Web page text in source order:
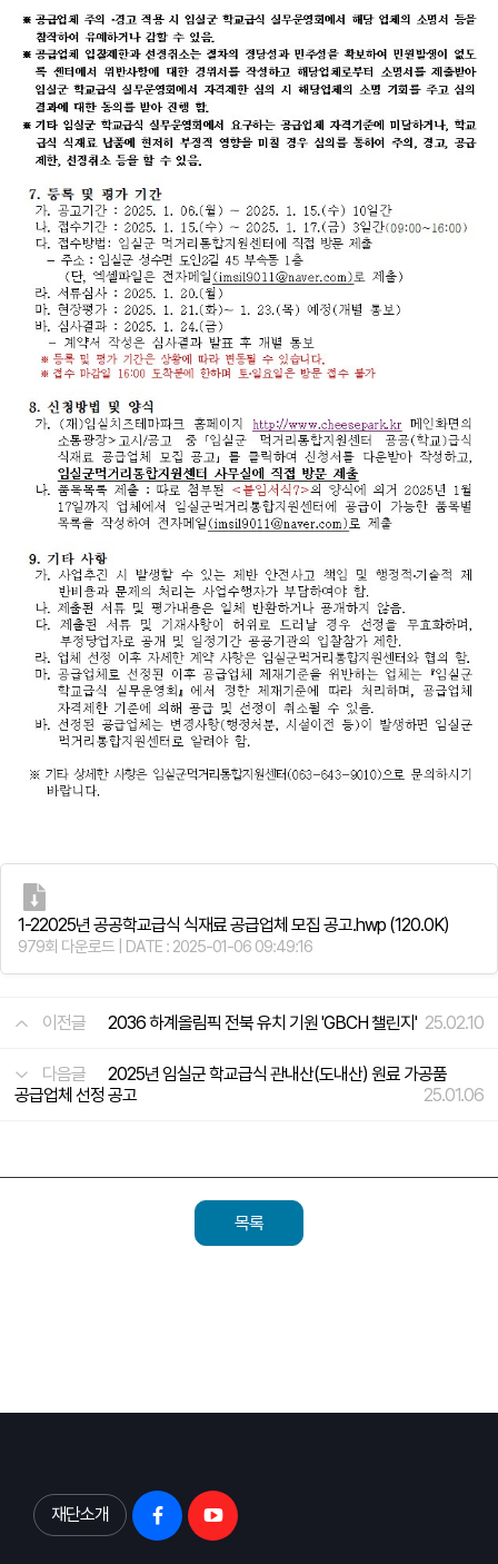
1-22025년 공공학교급식 식재료 공급업체 모집 공고.hwp (120.0K)
979회 다운로드 | DATE : 2025-01-06 09:49:16
이전글 2036 하계올림픽 전북 유치 기원 'GBCH 챌린지' 25.02.10
다음글
2025년 임실군 학교급식 관내산(도내산) 원료 가공품
공급업체 선정 공고
25.01.06
목록
재단소개